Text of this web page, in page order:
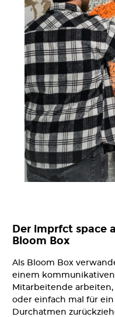
Der imprfct space
Bloom Box
Als Bloom Box
einem
Mitarbeitende
oder einfach mal für
Durchatmen